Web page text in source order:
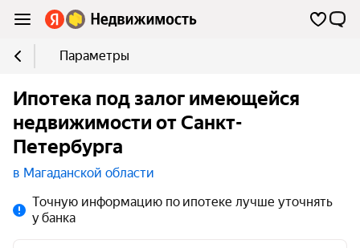
Параметры
Ипотека под залог имеющейся
недвижимости от Санкт-
Петербурга
в Магаданской области
Точную информацию по ипотеке лучше уточнять
у банка